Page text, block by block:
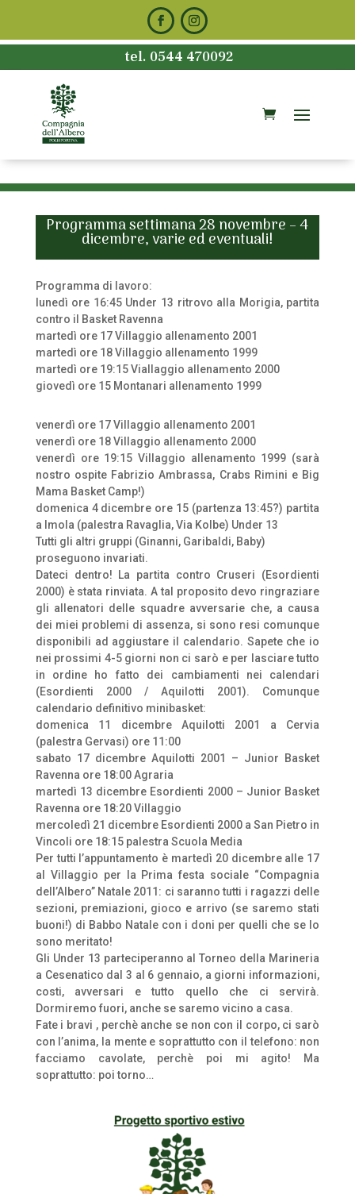
tel. 0544 470092
Programma settimana 28 novembre – 4
dicembre, varie ed eventuali!
Programma di lavoro:
lunedì ore 16:45 Under 13 ritrovo alla Morigia, partita
contro il Basket Ravenna
martedì ore 17 Villaggio allenamento 2001
martedì ore 18 Villaggio allenamento 1999
martedì ore 19:15 Viallaggio allenamento 2000
giovedì ore 15 Montanari allenamento 1999
venerdì ore 17 Villaggio allenamento 2001
venerdì ore 18 Villaggio allenamento 2000
venerdì ore 19:15 Villaggio allenamento 1999 (sarà
nostro ospite Fabrizio Ambrassa, Crabs Rimini e Big
Mama Basket Camp!)
domenica 4 dicembre ore 15 (partenza 13:45?) partita
a Imola (palestra Ravaglia, Via Kolbe) Under 13
Tutti gli altri gruppi (Ginanni, Garibaldi, Baby)
proseguono invariati.
Dateci dentro! La partita contro Cruseri (Esordienti
2000) è stata rinviata. A tal proposito devo ringraziare
gli allenatori delle squadre avversarie che, a causa
dei miei problemi di assenza, si sono resi comunque
disponibili ad aggiustare il calendario. Sapete che io
nei prossimi 4-5 giorni non ci sarò e per lasciare tutto
in ordine ho fatto dei cambiamenti nei calendari
(Esordienti 2000 / Aquilotti 2001). Comunque
calendario definitivo minibasket:
domenica 11 dicembre Aquilotti 2001 a Cervia
(palestra Gervasi) ore 11:00
sabato 17 dicembre Aquilotti 2001 – Junior Basket
Ravenna ore 18:00 Agraria
martedì 13 dicembre Esordienti 2000 – Junior Basket
Ravenna ore 18:20 Villaggio
mercoledì 21 dicembre Esordienti 2000 a San Pietro in
Vincoli ore 18:15 palestra Scuola Media
Per tutti l’appuntamento è martedì 20 dicembre alle 17
al Villaggio per la Prima festa sociale “Compagnia
dell’Albero” Natale 2011: ci saranno tutti i ragazzi delle
sezioni, premiazioni, gioco e arrivo (se saremo stati
buoni!) di Babbo Natale con i doni per quelli che se lo
sono meritato!
Gli Under 13 parteciperanno al Torneo della Marineria
a Cesenatico dal 3 al 6 gennaio, a giorni informazioni,
costi, avversari e tutto quello che ci servirà.
Dormiremo fuori, anche se saremo vicino a casa.
Fate i bravi , perchè anche se non con il corpo, ci sarò
con l’anima, la mente e soprattutto con il telefono: non
facciamo cavolate, perchè poi mi agito! Ma
soprattutto: poi torno…